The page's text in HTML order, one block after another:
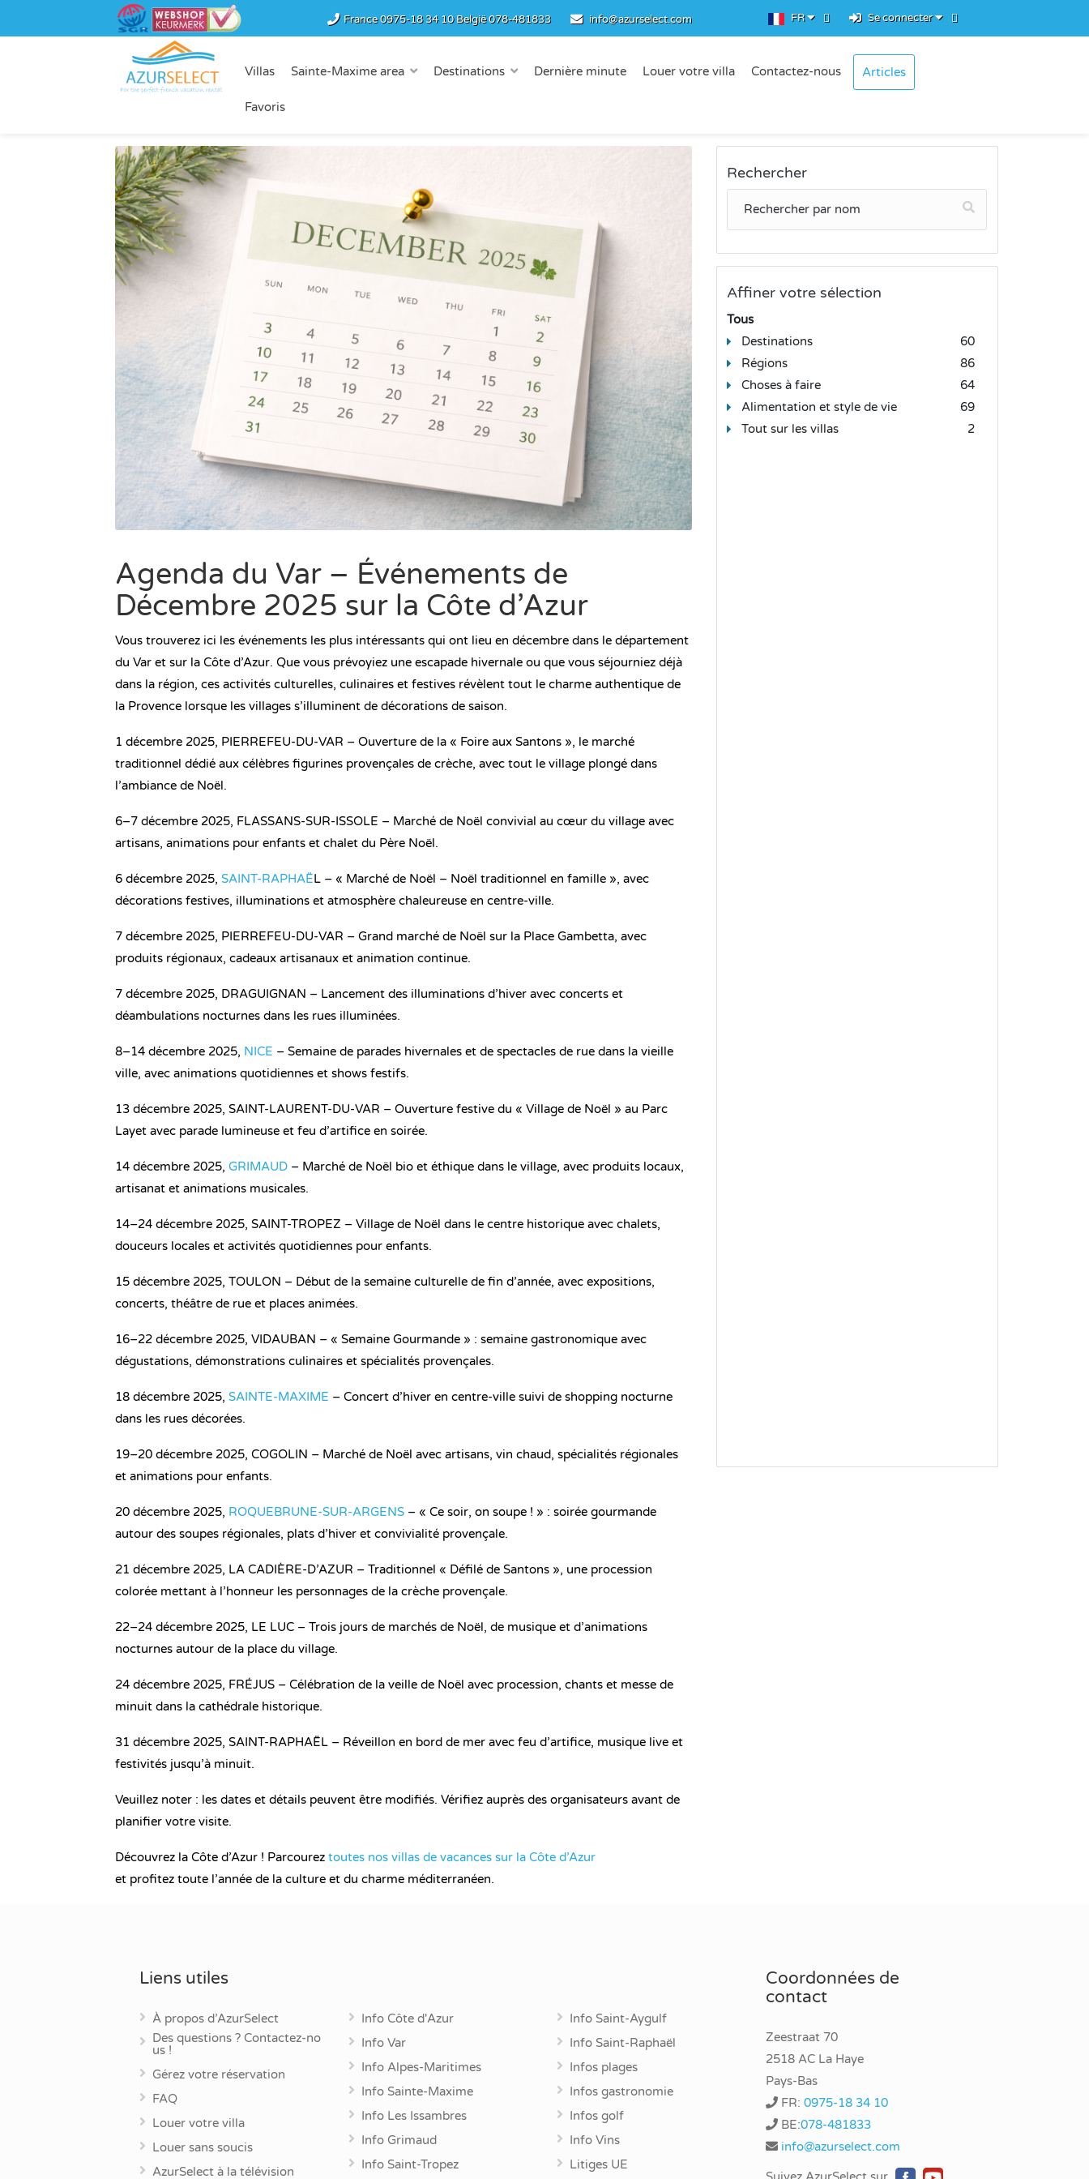
France0975-18 34 10België078-481833 info@azurselect.com FR Se connecter
Villas Sainte-Maxime area Destinations Dernière minute Louer votre villa Contactez-nous Articles
Favoris
Agenda du Var – Événements de
Décembre 2025 sur la Côte d’Azur
Vous trouverez ici les événements les plus intéressants qui ont lieu en décembre dans le département
du Var et sur la Côte d’Azur. Que vous prévoyiez une escapade hivernale ou que vous séjourniez déjà
dans la région, ces activités culturelles, culinaires et festives révèlent tout le charme authentique de
la Provence lorsque les villages s’illuminent de décorations de saison.
1 décembre 2025, PIERREFEU-DU-VAR – Ouverture de la « Foire aux Santons », le marché
traditionnel dédié aux célèbres figurines provençales de crèche, avec tout le village plongé dans
l’ambiance de Noël.
6–7 décembre 2025, FLASSANS-SUR-ISSOLE – Marché de Noël convivial au cœur du village avec
artisans, animations pour enfants et chalet du Père Noël.
6 décembre 2025, SAINT-RAPHAËL – « Marché de Noël – Noël traditionnel en famille », avec
décorations festives, illuminations et atmosphère chaleureuse en centre-ville.
7 décembre 2025, PIERREFEU-DU-VAR – Grand marché de Noël sur la Place Gambetta, avec
produits régionaux, cadeaux artisanaux et animation continue.
7 décembre 2025, DRAGUIGNAN – Lancement des illuminations d’hiver avec concerts et
déambulations nocturnes dans les rues illuminées.
8–14 décembre 2025, NICE – Semaine de parades hivernales et de spectacles de rue dans la vieille
ville, avec animations quotidiennes et shows festifs.
13 décembre 2025, SAINT-LAURENT-DU-VAR – Ouverture festive du « Village de Noël » au Parc
Layet avec parade lumineuse et feu d’artifice en soirée.
14 décembre 2025, GRIMAUD – Marché de Noël bio et éthique dans le village, avec produits locaux,
artisanat et animations musicales.
14–24 décembre 2025, SAINT-TROPEZ – Village de Noël dans le centre historique avec chalets,
douceurs locales et activités quotidiennes pour enfants.
15 décembre 2025, TOULON – Début de la semaine culturelle de fin d’année, avec expositions,
concerts, théâtre de rue et places animées.
16–22 décembre 2025, VIDAUBAN – « Semaine Gourmande » : semaine gastronomique avec
dégustations, démonstrations culinaires et spécialités provençales.
18 décembre 2025, SAINTE-MAXIME – Concert d’hiver en centre-ville suivi de shopping nocturne
dans les rues décorées.
19–20 décembre 2025, COGOLIN – Marché de Noël avec artisans, vin chaud, spécialités régionales
et animations pour enfants.
20 décembre 2025, ROQUEBRUNE-SUR-ARGENS – « Ce soir, on soupe ! » : soirée gourmande
autour des soupes régionales, plats d’hiver et convivialité provençale.
21 décembre 2025, LA CADIÈRE-D’AZUR – Traditionnel « Défilé de Santons », une procession
colorée mettant à l’honneur les personnages de la crèche provençale.
22–24 décembre 2025, LE LUC – Trois jours de marchés de Noël, de musique et d’animations
nocturnes autour de la place du village.
24 décembre 2025, FRÉJUS – Célébration de la veille de Noël avec procession, chants et messe de
minuit dans la cathédrale historique.
31 décembre 2025, SAINT-RAPHAËL – Réveillon en bord de mer avec feu d’artifice, musique live et
festivités jusqu’à minuit.
Veuillez noter : les dates et détails peuvent être modifiés. Vérifiez auprès des organisateurs avant de
planifier votre visite.
Découvrez la Côte d’Azur ! Parcourez toutes nos villas de vacances sur la Côte d’Azur
et profitez toute l’année de la culture et du charme méditerranéen.
Rechercher
Affiner votre sélection
Tous
Destinations
60
Régions
86
Choses à faire
64
Alimentation et style de vie
69
Tout sur les villas
2
Liens utiles
À propos d’AzurSelect
Des questions ? Contactez-no
us !
Gérez votre réservation
FAQ
Louer votre villa
Louer sans soucis
AzurSelect à la télévision
Info Côte d'Azur
Info Var
Info Alpes-Maritimes
Info Sainte-Maxime
Info Les Issambres
Info Grimaud
Info Saint-Tropez
Info Saint-Aygulf
Info Saint-Raphaël
Infos plages
Infos gastronomie
Infos golf
Info Vins
Litiges UE
Coordonnées de
contact
Zeestraat 70
2518 AC La Haye
Pays-Bas
FR: 0975-18 34 10
BE:078-481833
info@azurselect.com